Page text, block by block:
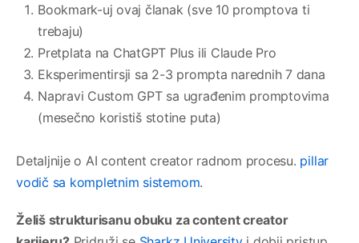
Bookmark-uj ovaj članak (sve 10 promptova ti
trebaju)
Pretplata na ChatGPT Plus ili Claude Pro
Eksperimentirsji sa 2-3 prompta narednih 7 dana
Napravi Custom GPT sa ugrađenim promptovima
(mesečno koristiš stotine puta)
Detaljnije o AI content creator radnom procesu. pillar
vodič sa kompletnim sistemom.
Želiš strukturisanu obuku za content creator